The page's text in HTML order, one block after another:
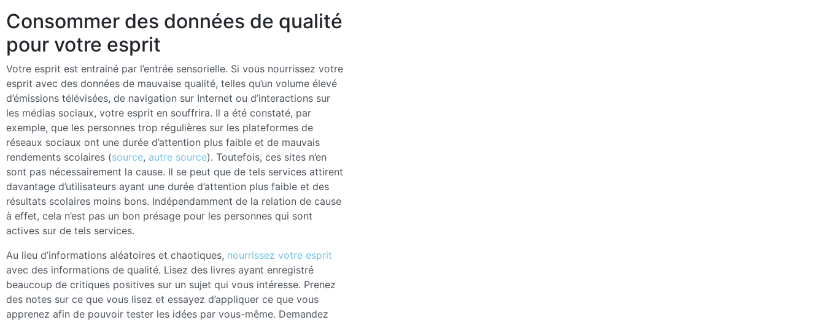
Consommer des données de qualité
pour votre esprit
Votre esprit est entrainé par l’entrée sensorielle. Si vous nourrissez votre
esprit avec des données de mauvaise qualité, telles qu’un volume élevé
d’émissions télévisées, de navigation sur Internet ou d’interactions sur
les médias sociaux, votre esprit en souffrira. Il a été constaté, par
exemple, que les personnes trop régulières sur les plateformes de
réseaux sociaux ont une durée d’attention plus faible et de mauvais
rendements scolaires (source, autre source). Toutefois, ces sites n’en
sont pas nécessairement la cause. Il se peut que de tels services attirent
davantage d’utilisateurs ayant une durée d’attention plus faible et des
résultats scolaires moins bons. Indépendamment de la relation de cause
à effet, cela n’est pas un bon présage pour les personnes qui sont
actives sur de tels services.
Au lieu d’informations aléatoires et chaotiques, nourrissez votre esprit
avec des informations de qualité. Lisez des livres ayant enregistré
beaucoup de critiques positives sur un sujet qui vous intéresse. Prenez
des notes sur ce que vous lisez et essayez d’appliquer ce que vous
apprenez afin de pouvoir tester les idées par vous-même. Demandez